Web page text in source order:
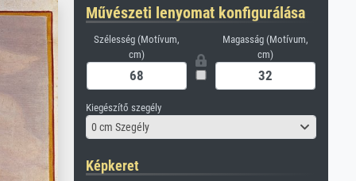
Művészeti lenyomat konfigurálása
Szélesség (Motívum,
cm)
Magasság (Motívum,
cm)
Kiegészítő szegély
0 cm Szegély
Képkeret